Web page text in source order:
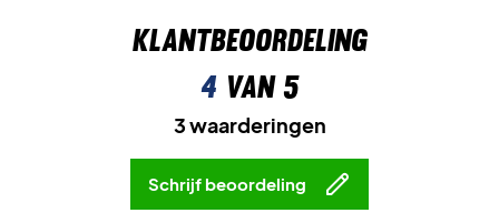
Klantbeoordeling
4 van 5
3 waarderingen
Schrijf beoordeling